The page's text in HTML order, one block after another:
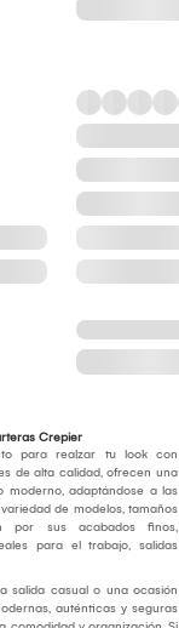
Crepier
para realzar tu look con
de alta calidad, ofrecen una
moderno, adaptándose a las
de modelos, tamaños
por sus acabados finos,
para el trabajo, salidas
salida casual o una ocasión
auténticas y seguras